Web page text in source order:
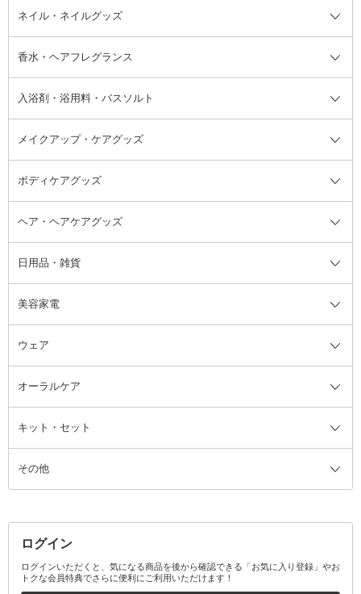
洗い流すパック・マスク
リップクリーム・リップケア
顔用マッサージ料
チーク
ハイライト・シェーディング
バストケア
ネイルケア
脱毛・除毛ケア
ヘアスタイリング剤
頭皮ケア・育毛剤
その他シャンプー・ヘアケア・ヘ
アスタイリング
サンオイル・タンニング
その他日焼け対策・UVケア
デオドラント・制汗剤・汗ケア全
て
フット用デオドラント・制汗剤・
汗ケア
ネイル・ネイルグッズ
ネイル・ネイルグッズ全て
ジェルネイル
リムーバー・除光液
香水・ヘアフレグランス
香水・ヘアフレグランス全て
フレグランスミスト
その他香水・ヘアフレグランス
入浴剤・浴用料・バスソルト
入浴剤・浴用料・バスソルト全て
バスソルト
メイクアップ・ケアグッズ
メイクアップ・ケアグッズ全て
コットン・綿棒
洗顔グッズ
ブラシ・チップ
ツィザー・毛抜き
カミソリ
ファンデーション・パウダーケー
ス
ミラー・鏡
ボディケアグッズ
ボディケアグッズ全て
マッサージ・ボディケアグッズ
かかと・角質ケアグッズ
絆創膏
ヘア・ヘアケアグッズ
ヘア・ヘアケアグッズ全て
ヘアゴム
ヘアバンド
ヘッドマッサージブラシ
日用品・雑貨
日用品・雑貨全て
柔軟剤
ルームフレグランス・ディフュー
ザー
アロマキャンドル
消臭剤・芳香剤
美容家電
美容家電全て
ボディケア美容家電
その他美容家電
ウェア
ウェア全て
レッグウェア
オーラルケア
オーラルケア全て
歯ブラシ
その他オーラルケア
キット・セット
キット・セット全て
ボディケアキット
その他
ログイン
ログインいただくと、気になる商品を後から確認できる「お気に入り登録」やお
トクな会員特典でさらに便利にご利用いただけます！